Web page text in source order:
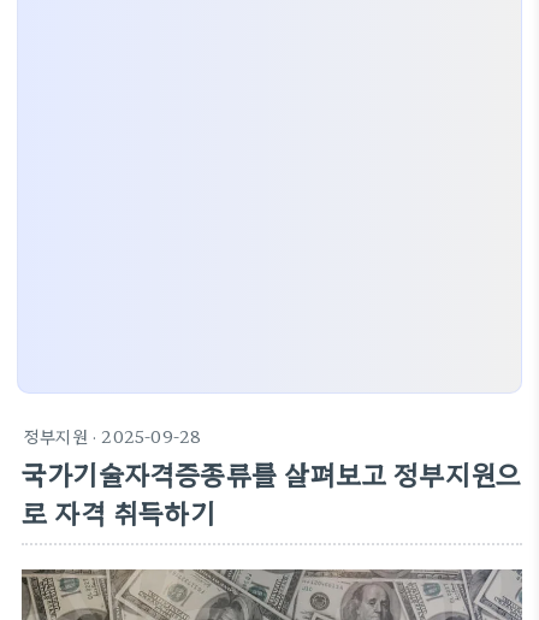
정부지원 · 2025-09-28
국가기술자격증종류를 살펴보고 정부지원으
로 자격 취득하기